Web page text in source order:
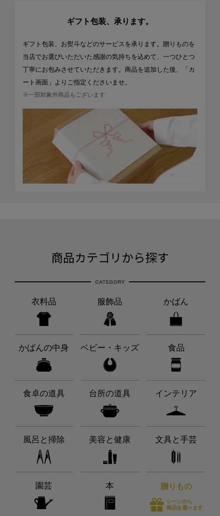
ギフト包装、承ります。
ギフト包装、お熨斗などのサービスを承ります。贈りものを
当店でお選びいただいた感謝の気持ちを込めて、一つひとつ
丁寧にお包みさせていただきます。商品を追加した後、「カ
ート画面」よりご指定くださいませ。
※一部対象外商品もございます
商品カテゴリから探す
衣料品 服飾品 かばん
かばんの中身 ベビー・キッズ 食品
食卓の道具 台所の道具 インテリア
風呂と掃除 美容と健康 文具と手芸
園芸 本 贈りもの
シーンから
商品を選べます